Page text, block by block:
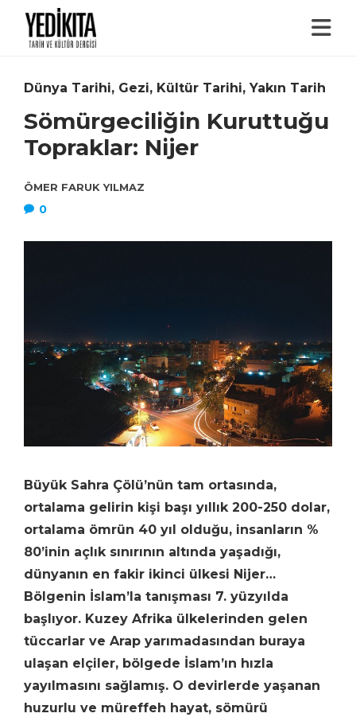
Dünya Tarihi, Gezi, Kültür Tarihi, Yakın Tarih
Sömürgeciliğin Kuruttuğu
Topraklar: Nijer
ÖMER FARUK YILMAZ
0
Büyük Sahra Çölü’nün tam ortasında,
ortalama gelirin kişi başı yıllık 200-250 dolar,
ortalama ömrün 40 yıl olduğu, insanların %
80’inin açlık sınırının altında yaşadığı,
dünyanın en fakir ikinci ülkesi Nijer…
Bölgenin İslam’la tanışması 7. yüzyılda
başlıyor. Kuzey Afrika ülkelerinden gelen
tüccarlar ve Arap yarımadasından buraya
ulaşan elçiler, bölgede İslam’ın hızla
yayılmasını sağlamış. O devirlerde yaşanan
huzurlu ve müreffeh hayat, sömürü